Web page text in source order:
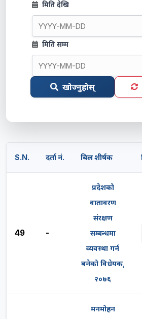
मिति देखि
मिति सम्म
खोज्नुहोस्
S.N. दर्ता नं. बिल शीर्षक
49 -
प्रदेशको
वातावरण
संरक्षण
सम्बन्धमा
व्यवस्था गर्न
बनेको विधेयक,
२०७६
मनमोहन